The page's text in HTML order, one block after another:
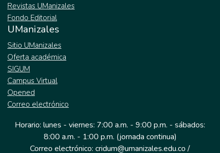
Revistas UManizales
Fondo Editorial
UManizales
Sitio UManizales
Oferta académica
SIGUM
Campus Virtual
Opened
Correo electrónico
Horario: lunes - viernes: 7:00 a.m. - 9:00 p.m. - sábados:
8:00 a.m. - 1:00 p.m. (jornada continua)
Correo electrónico: cridum@umanizales.edu.co /